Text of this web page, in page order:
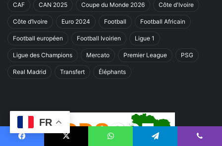
CAF CAN 2025 Coupe du Monde 2026 Côte d'Ivoire
Côte d’Ivoire Euro 2024 Football Football Africain
Football européen Football Ivoirien Ligue 1
Ligue des Champions Mercato Premier League PSG
Real Madrid Transfert Éléphants
FR